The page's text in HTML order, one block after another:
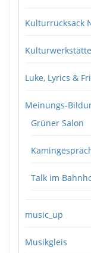
Kulturrucksack
Luke, Lyrics &
Meinungs-
Grüner Salon
Talk im
music_up
Musikgleis